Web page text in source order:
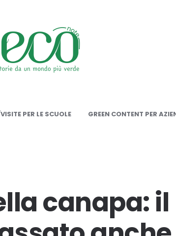
PER LE SCUOLE GREEN CONTENT PER
canapa: il